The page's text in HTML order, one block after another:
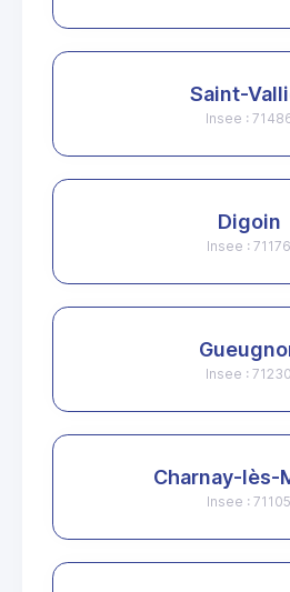
Saint-
Insee :
Digoin
Insee : 71176
Insee : 71230
Charnay-lès-
Insee : 71105